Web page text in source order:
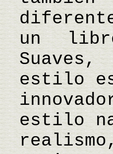
un
estilo
estilo